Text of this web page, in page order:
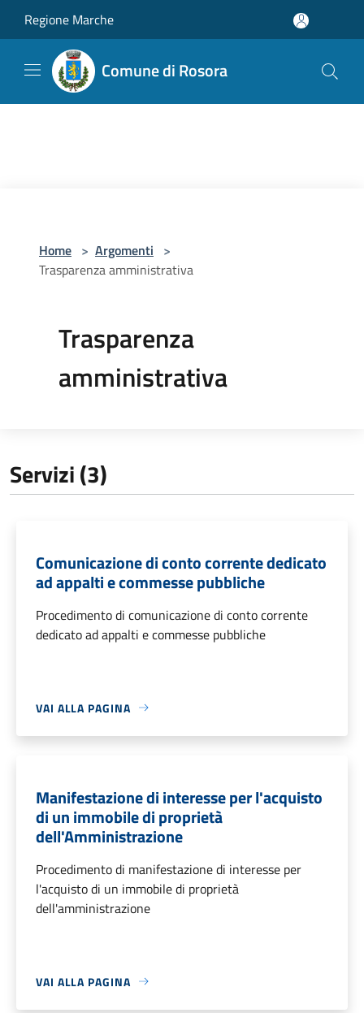
Regione Marche
Comune di Rosora
Home > Argomenti >
Trasparenza amministrativa
Trasparenza
amministrativa
Servizi (3)
Comunicazione di conto corrente dedicato
ad appalti e commesse pubbliche
Procedimento di comunicazione di conto corrente
dedicato ad appalti e commesse pubbliche
VAI ALLA PAGINA
Manifestazione di interesse per l'acquisto
di un immobile di proprietà
dell'Amministrazione
Procedimento di manifestazione di interesse per
l'acquisto di un immobile di proprietà
dell'amministrazione
VAI ALLA PAGINA